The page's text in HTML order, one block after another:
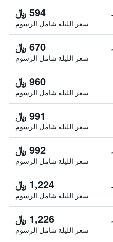
594 ﷼
سعر الليلة شامل الرسوم
670 ﷼
سعر الليلة شامل الرسوم
960 ﷼
سعر الليلة شامل الرسوم
991 ﷼
سعر الليلة شامل الرسوم
992 ﷼
سعر الليلة شامل الرسوم
1,224 ﷼
سعر الليلة شامل الرسوم
1,226 ﷼
سعر الليلة شامل الرسوم